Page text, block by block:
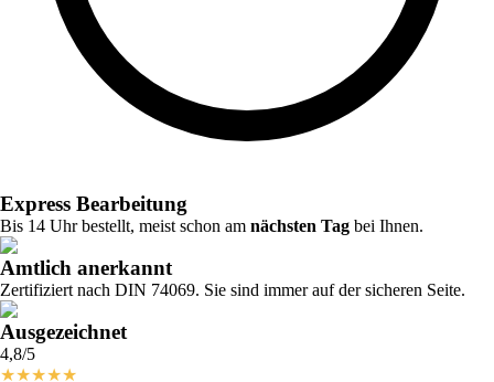
Express Bearbeitung
Bis 14 Uhr bestellt, meist schon am nächsten Tag bei Ihnen.
Amtlich anerkannt
Zertifiziert nach DIN 74069. Sie sind immer auf der sicheren Seite.
Ausgezeichnet
4,8/5
★★★★★